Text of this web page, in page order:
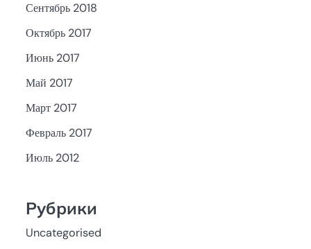
Сентябрь 2018
Октябрь 2017
Июнь 2017
Май 2017
Март 2017
Февраль 2017
Июль 2012
Рубрики
Uncategorised